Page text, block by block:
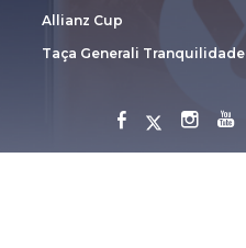
Allianz Cup
Taça Generali Tranquilidade